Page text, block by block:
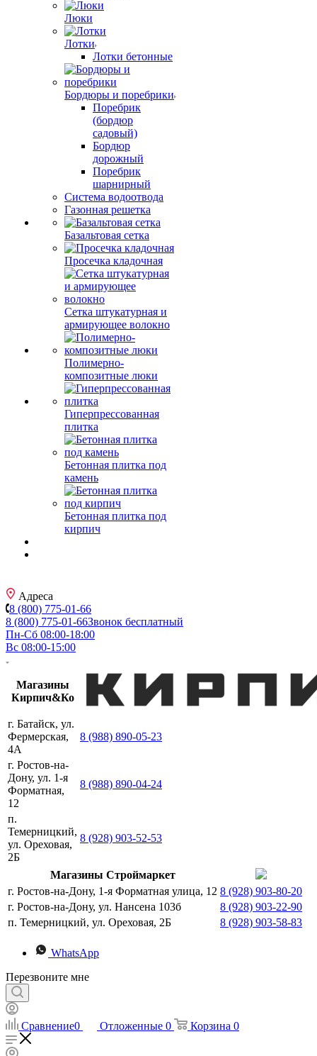
Люки
Лотки
Лотки бетонные
Бордюры и поребрики
Поребрик
(бордюр
садовый)
Бордюр
дорожный
Поребрик
шарнирный
Система водоотвода
Газонная решетка
Базальтовая сетка
Просечка кладочная
Сетка штукатурная и
армирующее волокно
Полимерно-
композитные люки
Гиперпрессованная
плитка
Бетонная плитка под
камень
Бетонная плитка под
кирпич
Адреса
8 (800) 775-01-66
8 (800) 775-01-66Звонок бесплатный
Пн-Сб 08:00-18:00
Вс 08:00-15:00
Магазины
Кирпич&Ко
г. Батайск, ул.
Фермерская,
4А
8 (988) 890-05-23
г. Ростов-на-
Дону, ул. 1-я
Форматная,
12
8 (988) 890-04-24
п.
Темерницкий,
ул. Ореховая,
2Б
8 (928) 903-52-53
Магазины Строймаркет
г. Ростов-на-Дону, 1-я Форматная улица, 12 8 (928) 903-80-20
г. Ростов-на-Дону, ул. Нансена 103б
8 (928) 903-22-90
п. Темерницкий, ул. Ореховая, 2Б
8 (928) 903-58-83
WhatsApp
Перезвоните мне
Сравнение0 Отложенные 0 Корзина 0